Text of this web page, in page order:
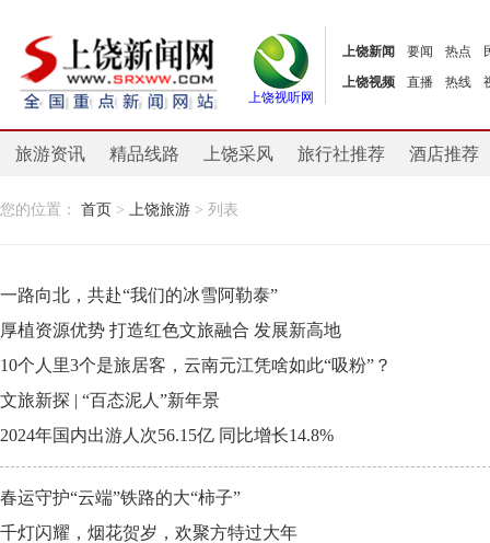
上饶视听网
上饶新闻 要闻 热点
上饶视频
直播 热线
旅游资讯 精品线路 上饶采风 旅行社推荐 酒店推荐
您的位置： 首页 > 上饶旅游 > 列表
一路向北，共赴“我们的冰雪阿勒泰”
厚植资源优势 打造红色文旅融合 发展新高地
10个人里3个是旅居客，云南元江凭啥如此“吸粉”？
文旅新探 | “百态泥人”新年景
2024年国内出游人次56.15亿 同比增长14.8%
春运守护“云端”铁路的大“柿子”
千灯闪耀，烟花贺岁，欢聚方特过大年